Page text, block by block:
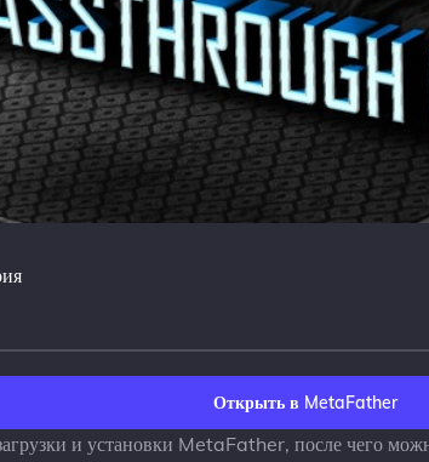
Открыть в MetaFather
и установки MetaFather, после чего